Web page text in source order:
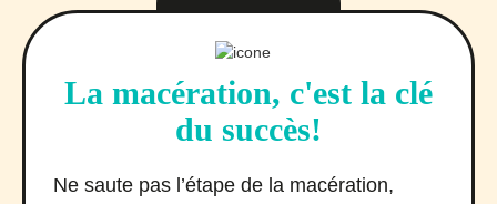
La macération, c'est la clé
du succès!
Ne saute pas l’étape de la macération,